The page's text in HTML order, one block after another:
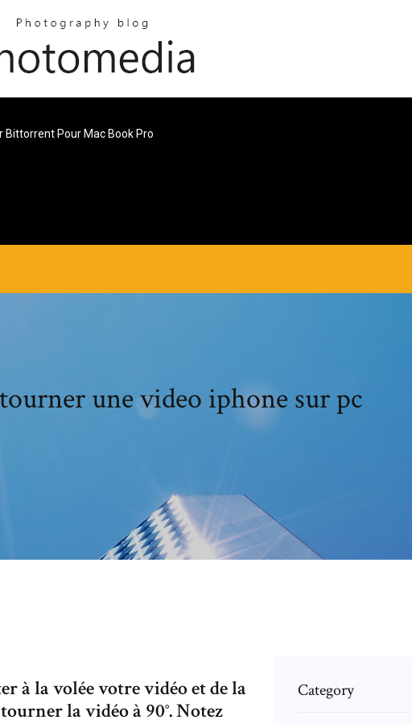
Bittorrent Pour Mac Book Pro
une video iphone sur pc
à la volée votre vidéo et de la
la vidéo à 90°. Notez
Category